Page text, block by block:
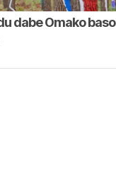
dabe Omako baso